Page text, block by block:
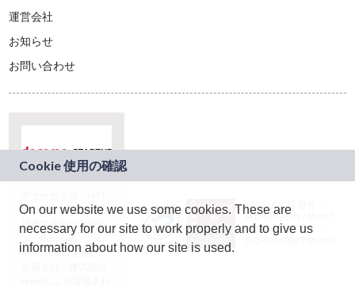
運営会社
お知らせ
お問い合わせ
ドコモグループの新
規事業創出プログラ
ム「docomo
STARTUP」を通じて
JASRAC許諾番号：
9024936001Y45037
JASRAC許諾番号：
On our website we use some cookies. These are
necessary for our site to work properly and to give us
information about how our site is used.